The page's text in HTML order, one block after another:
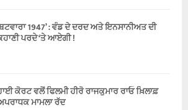
1947’ : ਵੰਡ ਦੇ ਦਰਦ ਅਤੇ ਇਨਸਾਨੀਅਤ ਦੀ
ਪਰਦੇ ‘ਤੇ ਆਏਗੀ !
ਕੋਰਟ ਵਲੋਂ ਫਿਲਮੀ ਹੀਰੋ ਰਾਜਕੁਮਾਰ ਰਾਓ ਖ਼ਿਲਾਫ਼
ਮਾਮਲਾ ਰੱਦ